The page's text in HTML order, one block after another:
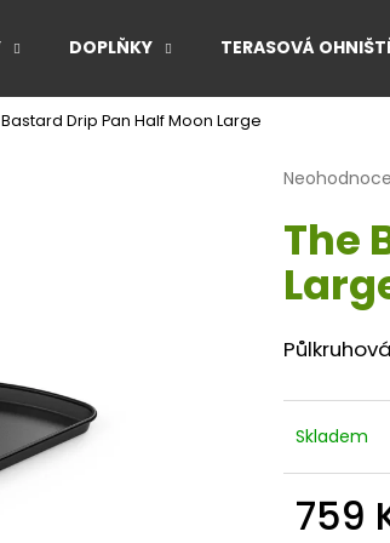
DOPLŇKY TERASOVÁ
Drip Pan Half Moon Large
Průměrné
produktu
0,0
hvězdiček.
The
Skladem
759
Co potřebujete najít?